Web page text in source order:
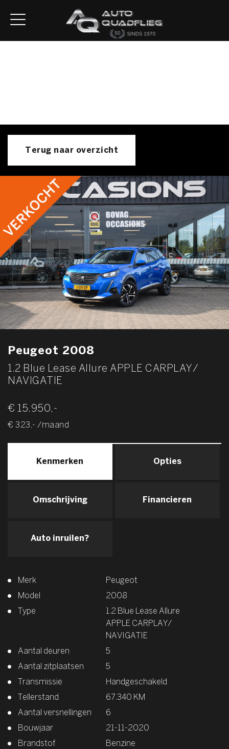
Terug naar overzicht
Peugeot 2008
1.2 Blue Lease Allure APPLE CARPLAY/
NAVIGATIE
€ 15.950,-
€ 323,- /maand
Kenmerken Opties
Omschrijving Financieren
Auto inruilen?
Merk
Peugeot
Model
2008
Type
1.2 Blue Lease Allure
APPLE CARPLAY/
NAVIGATIE
Aantal deuren
5
Aantal zitplaatsen
5
Transmissie
Handgeschakeld
Tellerstand
67.340 KM
Aantal versnellingen
6
Bouwjaar
21-11-2020
Brandstof
Benzine